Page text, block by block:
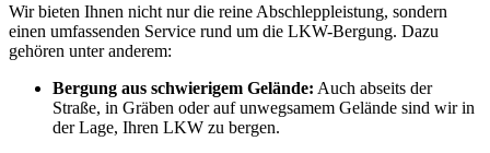
Wir bieten Ihnen nicht nur die reine Abschleppleistung, sondern
einen umfassenden Service rund um die LKW-Bergung. Dazu
gehören unter anderem:
Bergung aus schwierigem Gelände: Auch abseits der
Straße, in Gräben oder auf unwegsamem Gelände sind wir in
der Lage, Ihren LKW zu bergen.